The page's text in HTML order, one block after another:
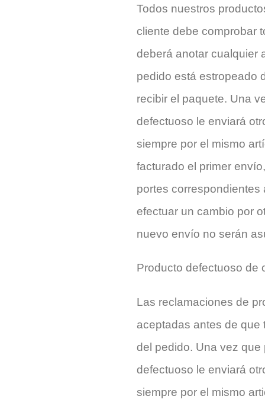
Todos nuestros
cliente debe comprobar
deberá anotar cualquier
pedido está estropeado
recibir el paquete. Una
defectuoso le enviará
siempre por el mismo
facturado el primer
portes
efectuar un cambio por
nuevo envío no serán
Producto defectuoso de
Las reclamaciones de
aceptadas antes de que
del pedido. Una vez
defectuoso le enviará
siempre por el mismo